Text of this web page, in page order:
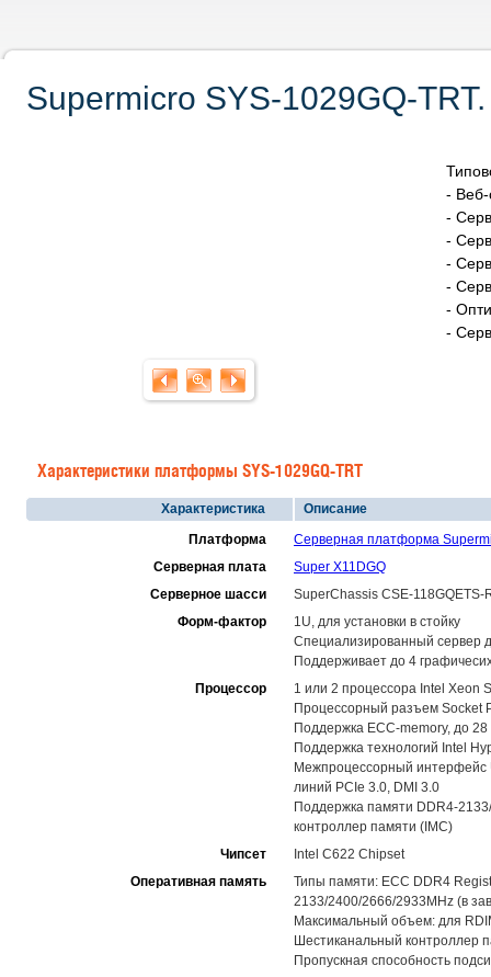
Supermicro SYS-1029GQ-
- Веб-
-
-
-
-
-
-
Характеристики платформы SYS-1029GQ-TRT
Характеристика
Описание
Платформа
Серверная платформа
Серверная плата
Super X11DGQ
Серверное шасси
SuperChassis CSE-118GQETS-
Форм-фактор
1U, для установки в стойку
Специализированный сервер
Поддерживает до 4
Процессор
1 или 2 процессора Intel Xeon
Процессорный разъем Socket
Поддержка ECC-memory, до
Поддержка технологий Intel
Межпроцессорный интерфейс
линий PCIe 3.0, DMI 3.0
Поддержка памяти DDR4-
контроллер памяти (IMC)
Чипсет
Intel C622 Chipset
Оперативная память
Типы памяти: ECC DDR4
2133/2400/2666/2933MHz (в
Максимальный объем: для
Шестиканальный контроллер
Пропускная способность